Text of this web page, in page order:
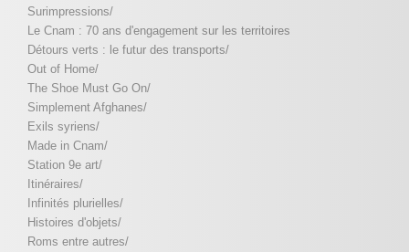
Surimpressions/
Le Cnam : 70 ans d'engagement sur les territoires
Détours verts : le futur des transports/
Out of Home/
The Shoe Must Go On/
Simplement Afghanes/
Exils syriens/
Made in Cnam/
Station 9e art/
Itinéraires/
Infinités plurielles/
Histoires d'objets/
Roms entre autres/